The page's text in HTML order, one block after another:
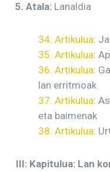
5. Atala: Lanaldia
34. Artikulua:
35. Artikulua:
36. Artikulua:
lan erritmoak
37. Artikulua:
eta baimenak
38. Artikulua:
III: Kapitulua: Lan